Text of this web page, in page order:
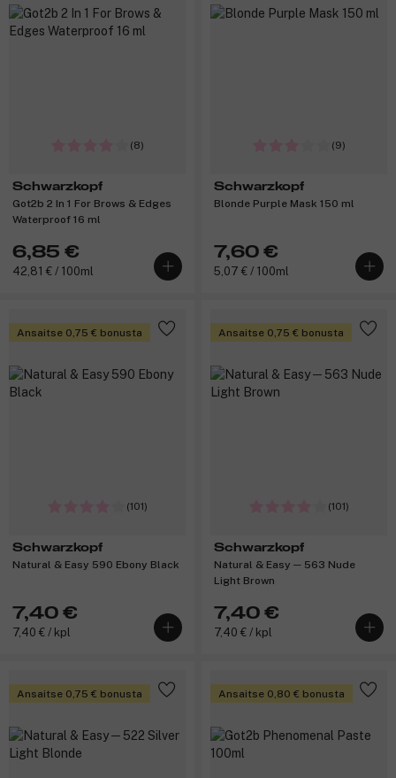
(8)
Schwarzkopf
Got2b 2 In 1 For Brows & Edges
Waterproof 16 ml
6,85 €
42,81 € / 100ml
(9)
Schwarzkopf
Blonde Purple Mask 150 ml
7,60 €
5,07 € / 100ml
Ansaitse 0,75 € bonusta
(101)
Schwarzkopf
Natural & Easy 590 Ebony Black
7,40 €
7,40 € / kpl
Ansaitse 0,75 € bonusta
(101)
Schwarzkopf
Natural & Easy ─ 563 Nude
Light Brown
7,40 €
7,40 € / kpl
Ansaitse 0,75 € bonusta Ansaitse 0,80 € bonusta